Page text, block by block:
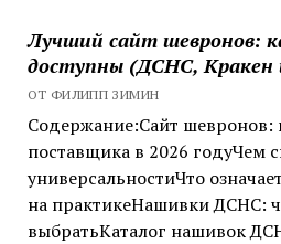
Лучший сайт шевронов:
доступны (ДСНС, Кракен
ОТ ФИЛИПП ЗИМИН
Содержание:Сайт шевронов:
поставщика в 2026 годуЧем
универсальностиЧто
на практикеНашивки ДСНС:
выбратьКаталог нашивок